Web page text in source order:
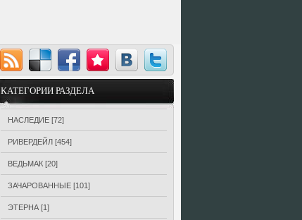
КАТЕГОРИИ РАЗДЕЛА
НАСЛЕДИЕ [72]
РИВЕРДЕЙЛ [454]
ВЕДЬМАК [20]
ЗАЧАРОВАННЫЕ [101]
ЭТЕРНА [1]